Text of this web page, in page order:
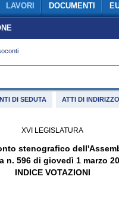
LAVORI DOCUMENTI
DI SEDUTA ATTI DI
XVI LEGISLATURA
stenografico
n. 596 di giovedì 1 marzo
INDICE VOTAZIONI